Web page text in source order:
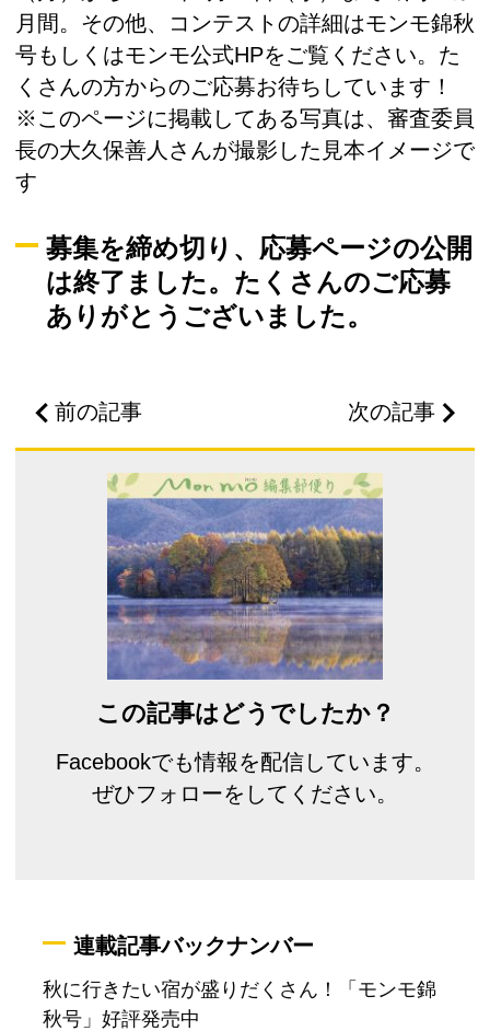
月間。その他、コンテストの詳細はモンモ錦秋
号もしくはモンモ公式HPをご覧ください。た
くさんの方からのご応募お待ちしています！
※このページに掲載してある写真は、審査委員
長の大久保善人さんが撮影した見本イメージで
す
募集を締め切り、応募ページの公開
は終了ました。たくさんのご応募
ありがとうございました。
前の記事 次の記事
この記事はどうでしたか？
Facebookでも情報を配信しています。
ぜひフォローをしてください。
連載記事バックナンバー
秋に行きたい宿が盛りだくさん！「モンモ錦
秋号」好評発売中